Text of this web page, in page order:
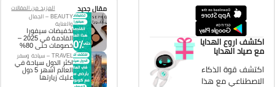
اكتشف اروع الهدايا
مع صياد الهدايا
اكتشف قوة الذكاء
الاصطناعي مع هذا
مقال جديد
المزيد من المقالات
BEAUTY – الجمال
والعناية
تخفيضات سيفورا
القادمة في 2025 –
خصومات حتى 80%
TRAVEL – سياحة وسفر
اكثر الدول سياحة في
العالم أشهر 5 دول
عليك زيارتها